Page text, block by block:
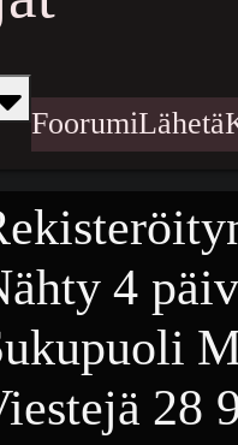
FoorumiLähetä
4
28